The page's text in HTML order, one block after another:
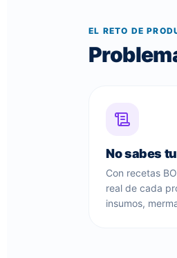
EL RETO DE
No sabes
Con recetas
real de cada
insumos,